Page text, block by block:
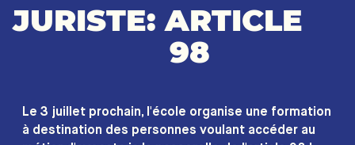
JURISTE: ARTICLE
98
Le 3 juillet prochain, l'école organise une formation
à destination des personnes voulant accéder au